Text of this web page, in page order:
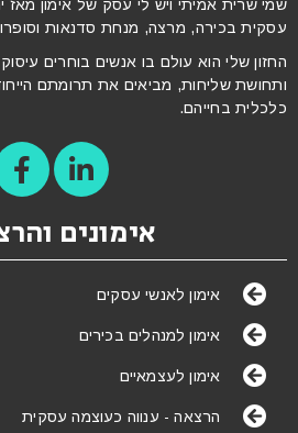
שמי שרית
מרצה, מנחת סדנאות וסופרווזורית
עולם בו אנשים בוחרים עיסוק מקצועי
מביאים את תרומתם הייחודית לעולם
אימונים והרצאות
לאנשי עסקים
למנהלים בכירים
לעצמאיים
- ענווה כעוצמה עסקית